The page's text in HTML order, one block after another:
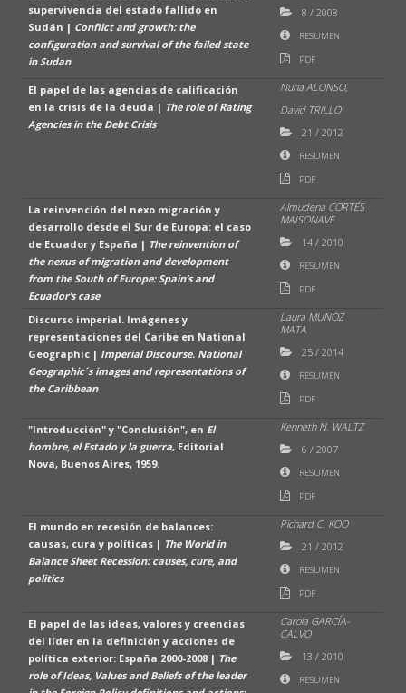
supervivencia del estado fallido en
Sudán | Conflict and growth: the
configuration and survival of the failed state
in Sudan
8 /2008
RESUMEN
PDF
El papel de las agencias de calificación
en la crisis de la deuda | The role of Rating
Agencies in the Debt Crisis
Nuria ALONSO,
David TRILLO
21 /2012
RESUMEN
PDF
La reinvención del nexo migración y
desarrollo desde el Sur de Europa: el caso
de Ecuador y España | The reinvention of
the nexus of migration and development
from the South of Europe: Spain’s and
Ecuador’s case
Almudena CORTÉS
MAISONAVE
14 /2010
RESUMEN
PDF
Discurso imperial. Imágenes y
representaciones del Caribe en National
Geographic | Imperial Discourse. National
Geographic´s images and representations of
the Caribbean
Laura MUÑOZ
MATA
25 /2014
RESUMEN
PDF
"Introducción" y "Conclusión", en El
hombre, el Estado y la guerra, Editorial
Nova, Buenos Aires, 1959.
Kenneth N. WALTZ
6 /2007
RESUMEN
PDF
El mundo en recesión de balances:
causas, cura y políticas | The World in
Balance Sheet Recession: causes, cure, and
politics
Richard C. KOO
21 /2012
RESUMEN
PDF
El papel de las ideas, valores y creencias
del líder en la definición y acciones de
política exterior: España 2000-2008 | The
role of Ideas, Values and Beliefs of the leader
Carola GARCÍA-
CALVO
13 /2010
RESUMEN